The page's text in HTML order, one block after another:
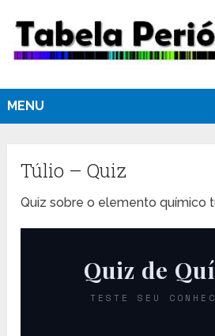
MENU
Túlio – Quiz
Quiz sobre o elemento químico
Quiz de
TESTE SEU